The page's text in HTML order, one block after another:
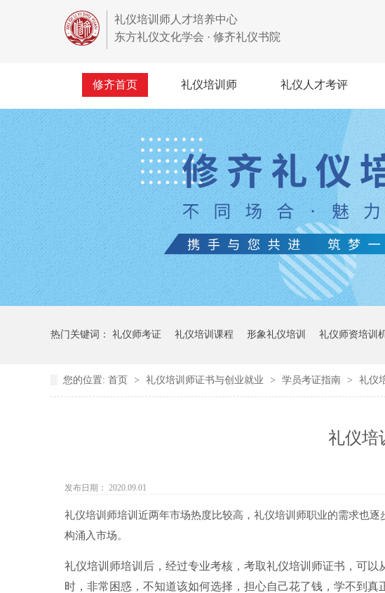
礼仪培训师人才培养中心
东方礼仪文化学会 · 修齐礼仪书院
修齐首页 礼仪培训师 礼仪人才考评
热门关键词： 礼仪师考证 礼仪培训课程 形象礼仪培训 礼仪师资培训
您的位置: 首页 > 礼仪培训师证书与创业就业 > 学员考证指南 > 礼仪
礼仪培
发布日期： 2020.09.01
礼仪培训师培训近两年市场热度比较高，礼仪培训师职业的需求也
构涌入市场。
礼仪培训师培训后，经过专业考核，考取礼仪培训师证书，可
时，非常困惑，不知道该如何选择，担心自己花了钱，学不到真